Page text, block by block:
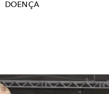
DOENÇA